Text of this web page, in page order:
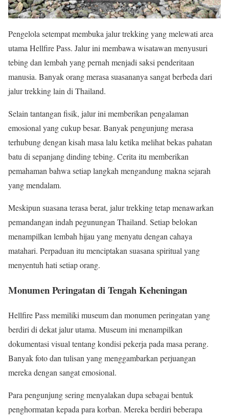
Pengelola setempat membuka jalur trekking yang melewati area
utama Hellfire Pass. Jalur ini membawa wisatawan menyusuri
tebing dan lembah yang pernah menjadi saksi penderitaan
manusia. Banyak orang merasa suasananya sangat berbeda dari
jalur trekking lain di Thailand.
Selain tantangan fisik, jalur ini memberikan pengalaman
emosional yang cukup besar. Banyak pengunjung merasa
terhubung dengan kisah masa lalu ketika melihat bekas pahatan
batu di sepanjang dinding tebing. Cerita itu memberikan
pemahaman bahwa setiap langkah mengandung makna sejarah
yang mendalam.
Meskipun suasana terasa berat, jalur trekking tetap menawarkan
pemandangan indah pegunungan Thailand. Setiap belokan
menampilkan lembah hijau yang menyatu dengan cahaya
matahari. Perpaduan itu menciptakan suasana spiritual yang
menyentuh hati setiap orang.
Monumen Peringatan di Tengah Keheningan
Hellfire Pass memiliki museum dan monumen peringatan yang
berdiri di dekat jalur utama. Museum ini menampilkan
dokumentasi visual tentang kondisi pekerja pada masa perang.
Banyak foto dan tulisan yang menggambarkan perjuangan
mereka dengan sangat emosional.
Para pengunjung sering menyalakan dupa sebagai bentuk
penghormatan kepada para korban. Mereka berdiri beberapa